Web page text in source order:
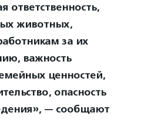
ответственность,
животных,
за их
важность
ценностей,
опасность
— сообщают